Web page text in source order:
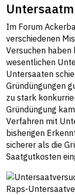
Im Forum
verschiedenen
Versuchen
wesentlichen
Untersaaten
Gründüngungen
zu stark
Gründüngung
Verfahren mit
bisherigen
sicherer als die
Saatgutkosten
Raps-